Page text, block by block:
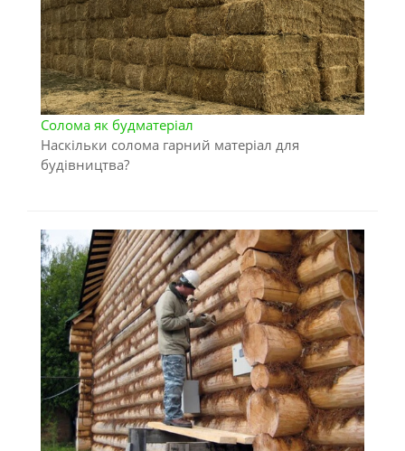
Солома як будматеріал
Наскільки солома гарний матеріал для
будівництва?